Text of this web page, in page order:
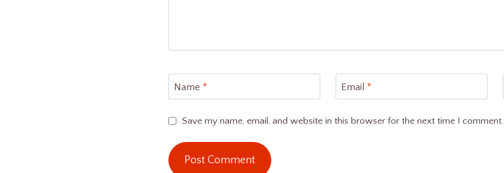
Name * Email *
Save my name, email, and website in this browser for the next time I comment.